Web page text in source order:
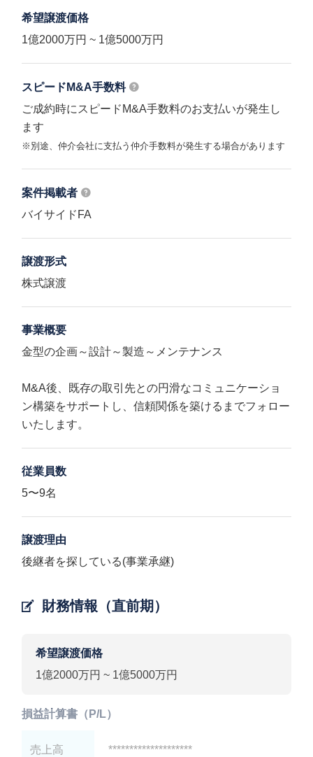
希望譲渡価格
1億2000万円 ~ 1億5000万円
スピードM&A手数料
ご成約時にスピードM&A手数料のお支払いが発生し
ます
※別途、仲介会社に支払う仲介手数料が発生する場合があります
案件掲載者
バイサイドFA
譲渡形式
株式譲渡
事業概要
金型の企画～設計～製造～メンテナンス
M&A後、既存の取引先との円滑なコミュニケーショ
ン構築をサポートし、信頼関係を築けるまでフォロー
いたします。
従業員数
5〜9名
譲渡理由
後継者を探している(事業承継)
財務情報（直前期）
希望譲渡価格
1億2000万円 ~ 1億5000万円
損益計算書（P/L）
売上高 ********************